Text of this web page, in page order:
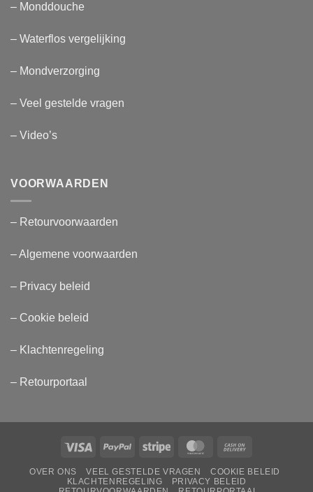
– Monddouche
– Waterflos vergelijking
– Mondverzorging
– Veel gestelde vragen
– Video’s
VOORWAARDEN
– Retourvoorwaarden
– Algemene voorwaarden
– Privacy beleid
– Cookie beleid
– Klachtenregeling
– Retourportaal
Visa PayPal Stripe MasterCard
Delivery
OVER ONS VEEL GESTELDE VRAGEN
COOKIE BELEID
KLACHTENREGELING
PRIVACY BELEID